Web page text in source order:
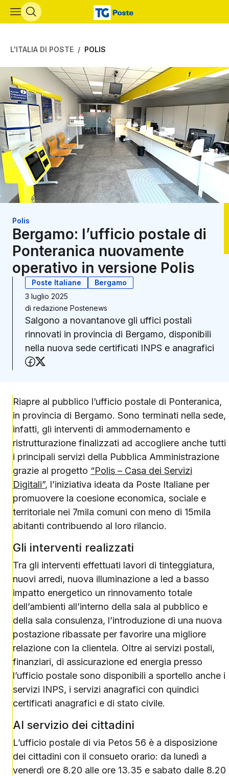
Vai al contenuto principale
L'ITALIA DI POSTE POLIS
Polis
Bergamo: l’ufficio postale di
Ponteranica nuovamente
operativo in versione Polis
Poste Italiane
Bergamo
3 luglio 2025
di redazione Postenews
Salgono a novantanove gli uffici postali
rinnovati in provincia di Bergamo, disponibili
nella nuova sede certificati INPS e anagrafici
Condividi su Facebook
Riapre al pubblico l’ufficio postale di Ponteranica,
in provincia di Bergamo. Sono terminati nella sede,
infatti, gli interventi di ammodernamento e
ristrutturazione finalizzati ad accogliere anche tutti
i principali servizi della Pubblica Amministrazione
grazie al progetto “Polis – Casa dei Servizi
Digitali”, l’iniziativa ideata da Poste Italiane per
promuovere la coesione economica, sociale e
territoriale nei 7mila comuni con meno di 15mila
abitanti contribuendo al loro rilancio.
Gli interventi realizzati
Tra gli interventi effettuati lavori di tinteggiatura,
nuovi arredi, nuova illuminazione a led a basso
impatto energetico un rinnovamento totale
dell’ambienti all’interno della sala al pubblico e
della sala consulenza, l’introduzione di una nuova
postazione ribassate per favorire una migliore
relazione con la clientela. Oltre ai servizi postali,
finanziari, di assicurazione ed energia presso
l’ufficio postale sono disponibili a sportello anche i
servizi INPS, i servizi anagrafici con quindici
certificati anagrafici e di stato civile.
Al servizio dei cittadini
L’ufficio postale di via Petos 56 è a disposizione
dei cittadini con il consueto orario: da lunedì a
venerdì ore 8.20 alle ore 13.35 e sabato dalle 8.20